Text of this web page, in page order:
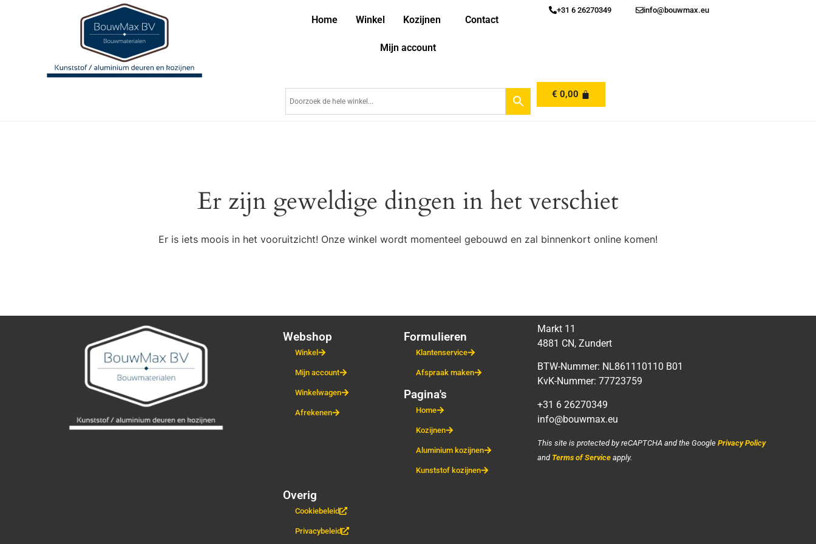
Home Winkel Kozijnen Contact
Mijn account
+31 6 26270349 info@bouwmax.eu
€ 0,00
Er zijn geweldige dingen in het verschiet
Er is iets moois in het vooruitzicht! Onze winkel wordt momenteel gebouwd en zal binnenkort online komen!
Webshop
Winkel
Mijn account
Winkelwagen
Afrekenen
Formulieren
Klantenservice
Afspraak maken
Pagina's
Home
Kozijnen
Aluminium kozijnen
Kunststof kozijnen
Overig
Cookiebeleid
Privacybeleid
Markt 11
4881 CN, Zundert
BTW-Nummer: NL861110110 B01
KvK-Nummer: 77723759
+31 6 26270349
info@bouwmax.eu
This site is protected by reCAPTCHA and the Google Privacy Policy
and Terms of Serviceapply.